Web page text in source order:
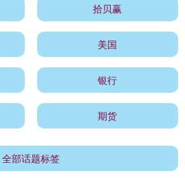
拾贝赢
美国
银行
期货
全部话题标签